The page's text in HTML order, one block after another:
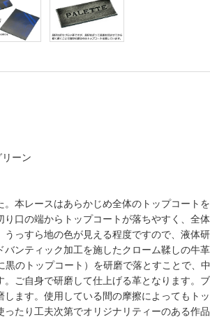
ーン
本レースはあらかじめ全体のトップコート
口の端からトップコートが落ちやすく、全
っすら地の色が見える程度ですので、液体
ンティック加工を施したクローム鞣しの牛
のトップコート）を研磨で落とすことで、
ご自身で研磨して仕上げる革となります。
します。使用している間の摩擦によってもト
たり工夫次第でオリジナリティーのある作品